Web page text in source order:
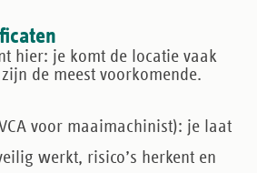
hier: je komt de locatie vaak
de meest voorkomende.
voor maaimachinist): je laat
werkt, risico’s herkent en